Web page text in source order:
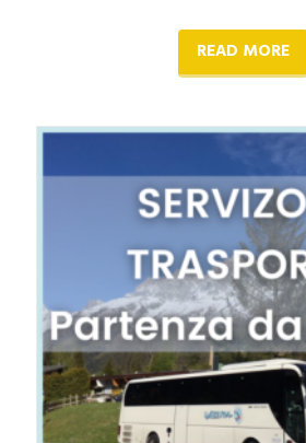
READ MORE